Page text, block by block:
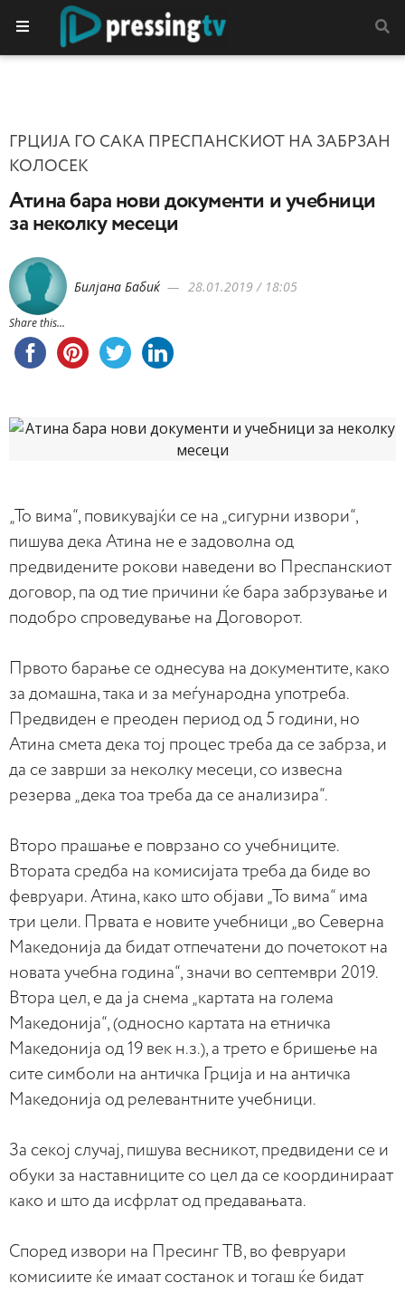
ГРЦИЈА ГО САКА ПРЕСПАНСКИОТ НА ЗАБРЗАН
КОЛОСЕК
Атина бара нови документи и учебници
за неколку месеци
Билјана Бабиќ 28.01.2019 / 18:05
Share this...
„То вима“, повикувајќи се на „сигурни извори“,
пишува дека Атина не е задоволна од
предвидените рокови наведени во Преспанскиот
договор, па од тие причини ќе бара забрзување и
подобро спроведување на Договорот.
Првото барање се однесува на документите, како
за домашна, така и за меѓународна употреба.
Предвиден е преоден период од 5 години, но
Атина смета дека тој процес треба да се забрза, и
да се заврши за неколку месеци, со извесна
резерва „дека тоа треба да се анализира“.
Второ прашање е поврзано со учебниците.
Втората средба на комисијата треба да биде во
февруари. Атина, како што објави „То вима“ има
три цели. Првата е новите учебници „во Северна
Македонија да бидат отпечатени до почетокот на
новата учебна година“, значи во септември 2019.
Втора цел, е да ја снема „картата на голема
Македонија“, (односно картата на етничка
Македонија од 19 век н.з.), а трето е бришење на
сите симболи на античка Грција и на античка
Македонија од релевантните учебници.
За секој случај, пишува весникот, предвидени се и
обуки за наставниците со цел да се координираат
како и што да исфрлат од предавањата.
Според извори на Пресинг ТВ, во февруари
комисиите ќе имаат состанок и тогаш ќе бидат